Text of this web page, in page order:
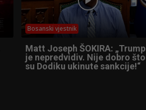
Bosanski vjestnik
Matt Joseph ŠOKIRA: „Trump
je nepredvidiv. Nije dobro što
su Dodiku ukinute sankcije!“